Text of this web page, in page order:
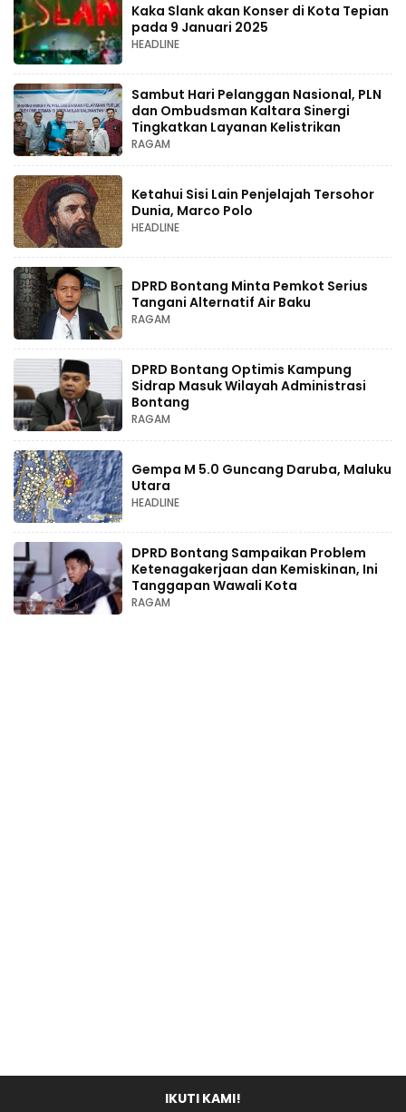
Kaka Slank akan Konser di Kota Tepian
pada 9 Januari 2025
HEADLINE
Sambut Hari Pelanggan Nasional, PLN
dan Ombudsman Kaltara Sinergi
Tingkatkan Layanan Kelistrikan
RAGAM
Ketahui Sisi Lain Penjelajah Tersohor
Dunia, Marco Polo
HEADLINE
DPRD Bontang Minta Pemkot Serius
Tangani Alternatif Air Baku
RAGAM
DPRD Bontang Optimis Kampung
Sidrap Masuk Wilayah Administrasi
Bontang
RAGAM
Gempa M 5.0 Guncang Daruba, Maluku
Utara
HEADLINE
DPRD Bontang Sampaikan Problem
Ketenagakerjaan dan Kemiskinan, Ini
Tanggapan Wawali Kota
RAGAM
IKUTI KAMI!